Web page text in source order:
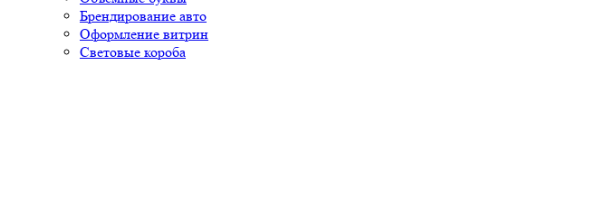
Брендирование авто
Оформление витрин
Световые короба